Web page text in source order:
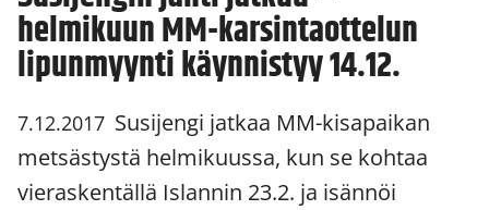
helmikuun MM-karsintaottelun
lipunmyynti käynnistyy 14.12.
7.12.2017 Susijengi jatkaa MM-kisapaikan
metsästystä helmikuussa, kun se kohtaa
vieraskentällä Islannin 23.2. ja isännöi